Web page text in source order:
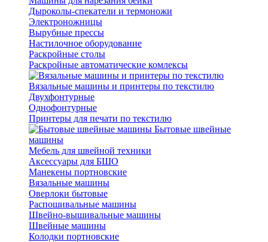
Дыроколы-спекатели и термоножи
Электроножницы
Вырубные прессы
Настилочное оборудование
Раскройные столы
Раскройные автоматические комлексы
Вязальные машины и принтеры по текстилю
Двухфонтурные
Однофонтурные
Принтеры для печати по текстилю
Бытовые швейные
машины
Мебель для швейной техники
Аксессуары для БШО
Манекены портновские
Вязальные машины
Оверлоки бытовые
Распошивальные машины
Швейно-вышивальные машины
Швейные машины
Колодки портновские